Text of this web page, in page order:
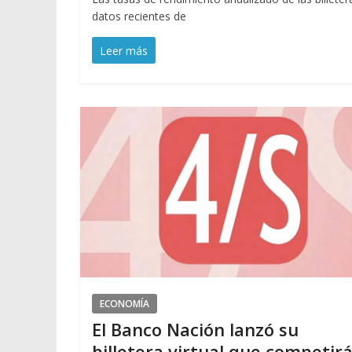
datos recientes de
Leer más
ECONOMÍA
El Banco Nación lanzó su